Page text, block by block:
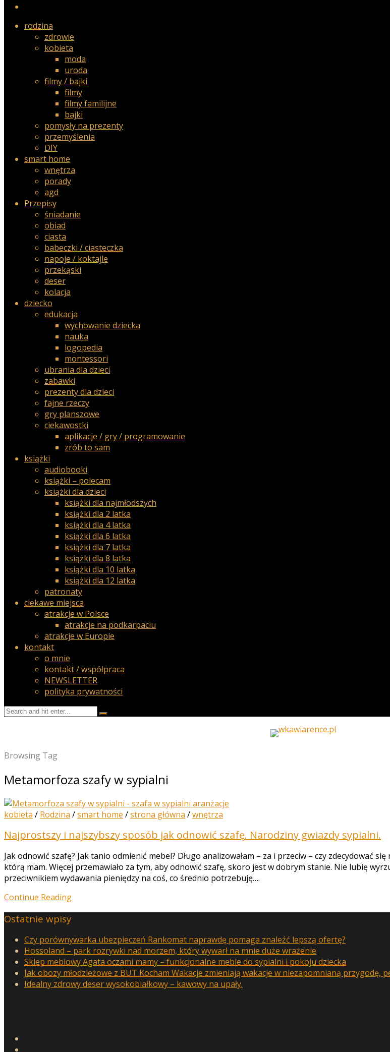
rodzina
zdrowie
kobieta
moda
uroda
filmy / bajki
filmy
filmy familijne
bajki
pomysły na prezenty
przemyślenia
DIY
smart home
wnętrza
porady
agd
Przepisy
śniadanie
obiad
ciasta
babeczki / ciasteczka
napoje / koktajle
przekąski
deser
kolacja
dziecko
edukacja
wychowanie dziecka
nauka
logopedia
montessori
ubrania dla dzieci
zabawki
prezenty dla dzieci
fajne rzeczy
gry planszowe
ciekawostki
aplikacje / gry / programowanie
zrób to sam
książki
audiobooki
książki – polecam
książki dla dzieci
książki dla najmłodszych
książki dla 2 latka
książki dla 4 latka
książki dla 6 latka
książki dla 7 latka
książki dla 8 latka
książki dla 10 latka
książki dla 12 latka
patronaty
ciekawe miejsca
atrakcje w Polsce
atrakcje na podkarpaciu
atrakcje w Europie
kontakt
o mnie
kontakt / współpraca
NEWSLETTER
polityka prywatności
Browsing Tag
Metamorfoza szafy w sypialni
kobieta / Rodzina /smart home /strona główna /wnętrza
Najprostszy i najszybszy sposób jak odnowić szafę. Narodziny gwiazdy sypialni.
Jak odnowić szafę? Jak tanio odmienić mebel? Długo analizowałam – za i przeciw – czy zdecydować
którą mam. Więcej przemawiało za tym, aby odnowić szafę, skoro jest w dobrym stanie. Nie lubię
przeciwnikiem wydawania pieniędzy na coś, co średnio potrzebuję….
Continue Reading
Ostatnie wpisy
Czy porównywarka ubezpieczeń Rankomat naprawdę pomaga znaleźć lepszą ofertę?
Hossoland – park rozrywki nad morzem, który wywarł na mnie duże wrażenie
Sklep meblowy Agata oczami mamy – funkcjonalne meble do sypialni i pokoju dziecka
Jak obozy młodzieżowe z BUT Kocham Wakacje zmieniają wakacje w niezapomnianą przygodę,
Idealny zdrowy deser wysokobiałkowy – kawowy na upały.